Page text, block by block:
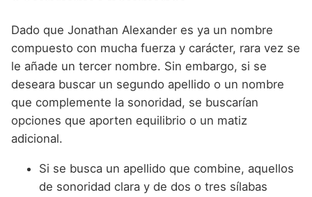
Dado que Jonathan Alexander es ya un nombre
compuesto con mucha fuerza y carácter, rara vez se
le añade un tercer nombre. Sin embargo, si se
deseara buscar un segundo apellido o un nombre
que complemente la sonoridad, se buscarían
opciones que aporten equilibrio o un matiz
adicional.
Si se busca un apellido que combine, aquellos
de sonoridad clara y de dos o tres sílabas